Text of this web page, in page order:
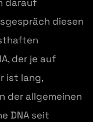
darauf
diesen
der je auf
ist lang,
der allgemeinen
DNA seit